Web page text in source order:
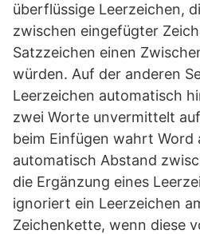
überflüssige Leerzeichen,
zwischen eingefügter
Satzzeichen einen
würden. Auf der anderen
Leerzeichen automatisch
zwei Worte unvermittelt
beim Einfügen wahrt Word
automatisch Abstand
die Ergänzung eines
ignoriert ein Leerzeichen
Zeichenkette, wenn diese